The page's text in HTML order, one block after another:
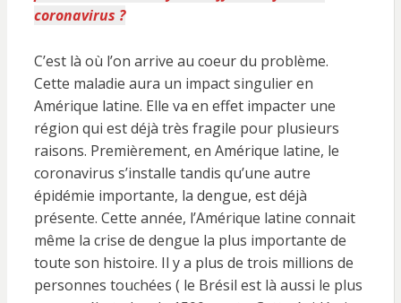
coronavirus ?
C’est là où l’on arrive au coeur du problème.
Cette maladie aura un impact singulier en
Amérique latine. Elle va en effet impacter une
région qui est déjà très fragile pour plusieurs
raisons. Premièrement, en Amérique latine, le
coronavirus s’installe tandis qu’une autre
épidémie importante, la dengue, est déjà
présente. Cette année, l’Amérique latine connait
même la crise de dengue la plus importante de
toute son histoire. Il y a plus de trois millions de
personnes touchées ( le Brésil est là aussi le plus